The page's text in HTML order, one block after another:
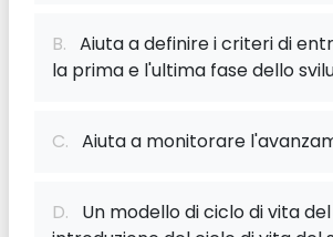
B. Aiuta a definire i criteri di
la prima e l'ultima fase dello
C. Aiuta a monitorare
D. Un modello di ciclo di vita